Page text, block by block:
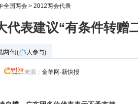
全国两会 > 2012两会代表
代表建议“有条件转赠
两句( 人参与)
来源： 金羊网-新快报